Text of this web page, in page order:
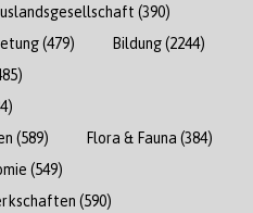
(390)
(479) Bildung(2244)
(589) Flora & Fauna (384)
(549)
(590)